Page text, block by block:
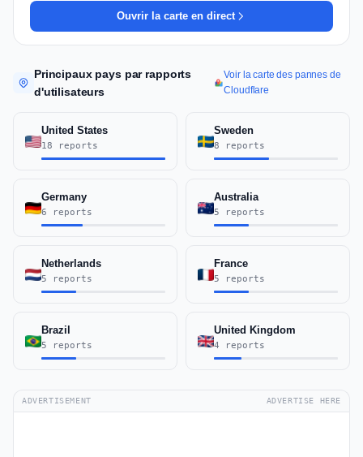
Ouvrir la carte en direct
Principaux pays par rapports
d'utilisateurs
Voir la carte des pannes de
Cloudflare
United States
18 reports
Sweden
8 reports
Germany
6 reports
Australia
5 reports
Netherlands
5 reports
France
5 reports
Brazil
5 reports
United Kingdom
4 reports
ADVERTISEMENT ADVERTISE HERE